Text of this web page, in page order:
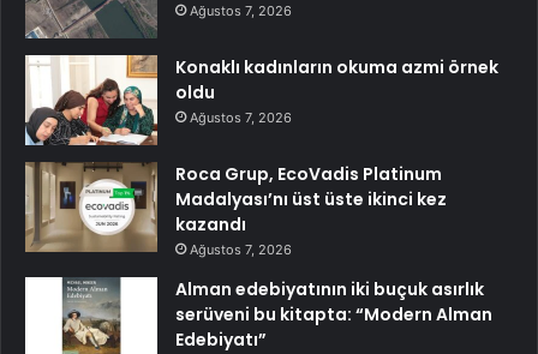
Ağustos 7, 2026
Konaklı kadınların okuma azmi örnek
oldu
Ağustos 7, 2026
Roca Grup, EcoVadis Platinum
Madalyası’nı üst üste ikinci kez
kazandı
Ağustos 7, 2026
Alman edebiyatının iki buçuk asırlık
serüveni bu kitapta: “Modern Alman
Edebiyatı”